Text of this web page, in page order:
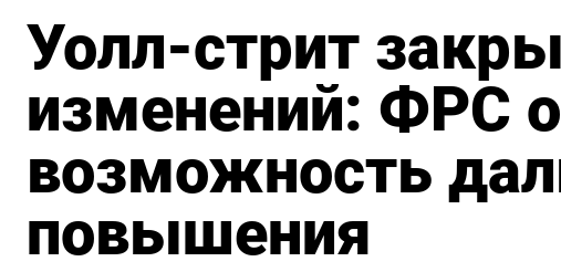
Уолл-стрит
изменений: ФРС
возможность
повышения